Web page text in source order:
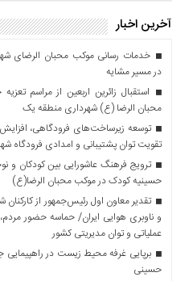
آخرین اخبار
در مسیر مشایه
استقبال زائرین اربعین از مراسم
محبان الرضا (ع) شهرداری منطقه یک
توسعه زیرساخت‌های فرودگاهی،
تقویت توان پشتیبانی و امدادی فرودگاه
ترویج فرهنگ عاشورایی بین کودکان و
حسینیه کودک در موکب محبان الرضا(ع)
تقدیر معاون اول رئیس‌جمهور از کارکنان
و ناوبری هوایی ایران/ حماسه حضور مردم،
عملیاتی و توان مدیریتی کشور
برپایی غرفه محیط زیست در راهپیمایی
حسینی